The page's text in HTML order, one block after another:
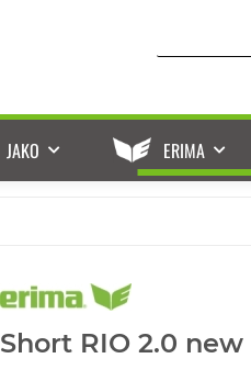
JAKO ERIMA
Short RIO 2.0